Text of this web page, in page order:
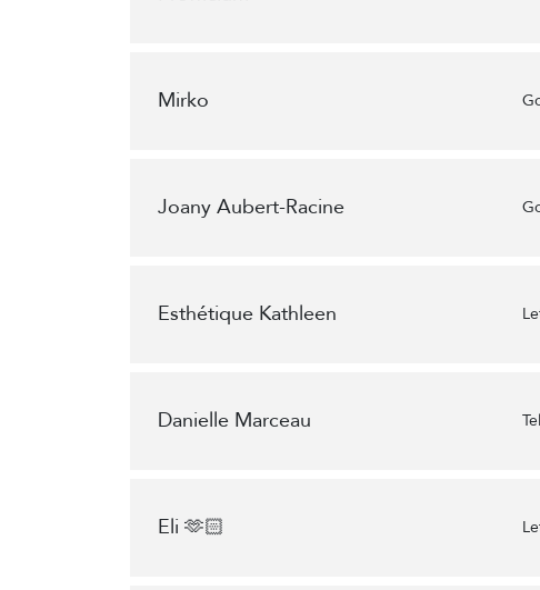
Mirko
Joany Aubert-Racine
Esthétique Kathleen
Danielle Marceau
Eli 🫶🏻